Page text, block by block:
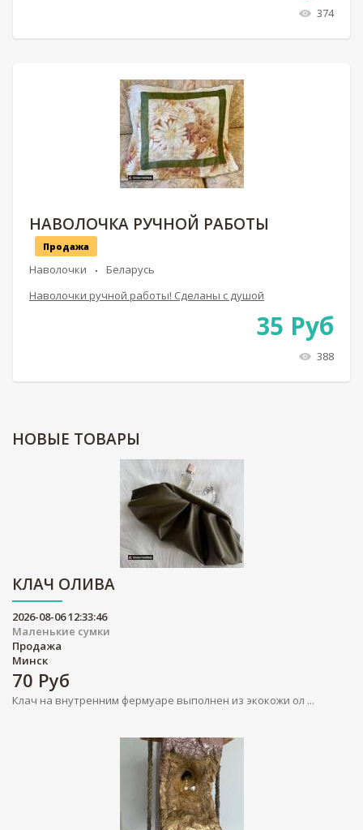
374
НАВОЛОЧКА РУЧНОЙ РАБОТЫ
Продажа
Наволочки
Беларусь
Наволочки ручной работы! Сделаны с душой
35 Руб
388
НОВЫЕ ТОВАРЫ
КЛАЧ ОЛИВА
2026-08-06 12:33:46
Маленькие сумки
Продажа
Минск
70 Руб
Клач на внутренним фермуаре выполнен из экокожи ол ...